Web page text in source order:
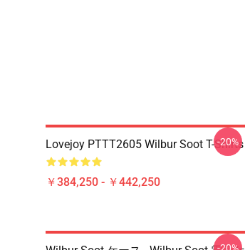
Lovejoy PTTT2605 Wilbur Soot T-Shirts
￥384,250 - ￥442,250
-20%